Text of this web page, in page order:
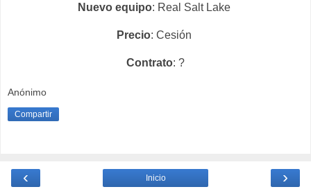
Nuevo equipo: Real Salt Lake
Precio: Cesión
Contrato: ?
Anónimo
Compartir
‹ ›
Inicio